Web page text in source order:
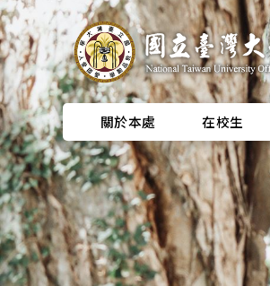
關於本處 在校生